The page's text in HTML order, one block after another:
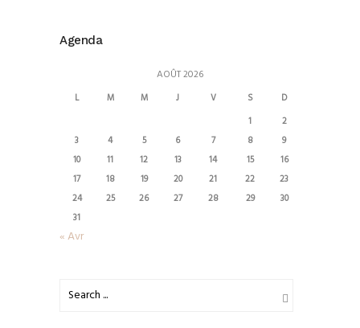
Agenda
AOÛT 2026
L M M J V S
D
1
2
3
4 5 6 7 8
9
10
11 12 13 14 15
16
17
18 19 20 21 22
23
24
25 26 27 28 29
30
31
« Avr